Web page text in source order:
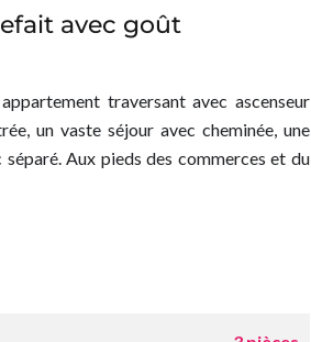
avec goût
traversant avec ascenseur
un vaste séjour avec cheminée, une
séparé. Aux pieds des commerces et du